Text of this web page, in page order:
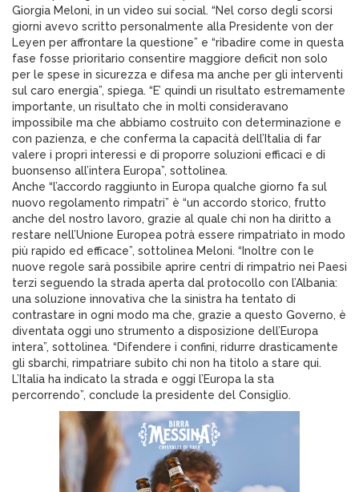
Giorgia Meloni, in un video sui social. “Nel corso degli scorsi
giorni avevo scritto personalmente alla Presidente von der
Leyen per affrontare la questione” e “ribadire come in questa
fase fosse prioritario consentire maggiore deficit non solo
per le spese in sicurezza e difesa ma anche per gli interventi
sul caro energia”, spiega. “E’ quindi un risultato estremamente
importante, un risultato che in molti consideravano
impossibile ma che abbiamo costruito con determinazione e
con pazienza, e che conferma la capacità dell’Italia di far
valere i propri interessi e di proporre soluzioni efficaci e di
buonsenso all’intera Europa”, sottolinea.
Anche “l’accordo raggiunto in Europa qualche giorno fa sul
nuovo regolamento rimpatri” è “un accordo storico, frutto
anche del nostro lavoro, grazie al quale chi non ha diritto a
restare nell’Unione Europea potrà essere rimpatriato in modo
più rapido ed efficace”, sottolinea Meloni. “Inoltre con le
nuove regole sarà possibile aprire centri di rimpatrio nei Paesi
terzi seguendo la strada aperta dal protocollo con l’Albania:
una soluzione innovativa che la sinistra ha tentato di
contrastare in ogni modo ma che, grazie a questo Governo, è
diventata oggi uno strumento a disposizione dell’Europa
intera”, sottolinea. “Difendere i confini, ridurre drasticamente
gli sbarchi, rimpatriare subito chi non ha titolo a stare qui.
L’Italia ha indicato la strada e oggi l’Europa la sta
percorrendo”, conclude la presidente del Consiglio.